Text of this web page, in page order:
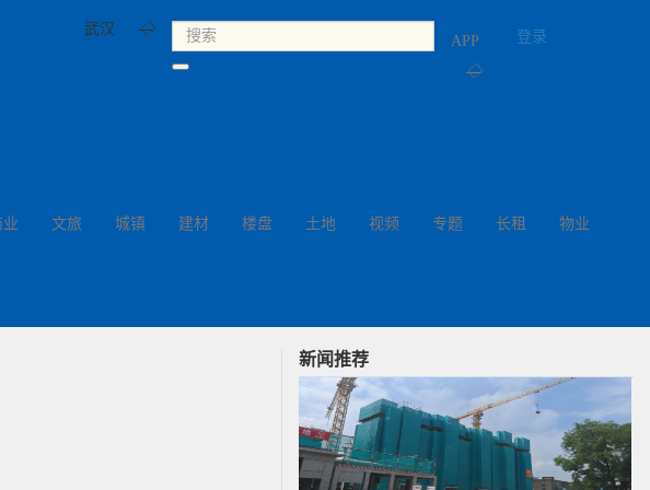
登录
APP
◇
武汉 ◇
文旅 城镇 建材 楼盘 土地 视频 专题 长租 物业
新闻推荐